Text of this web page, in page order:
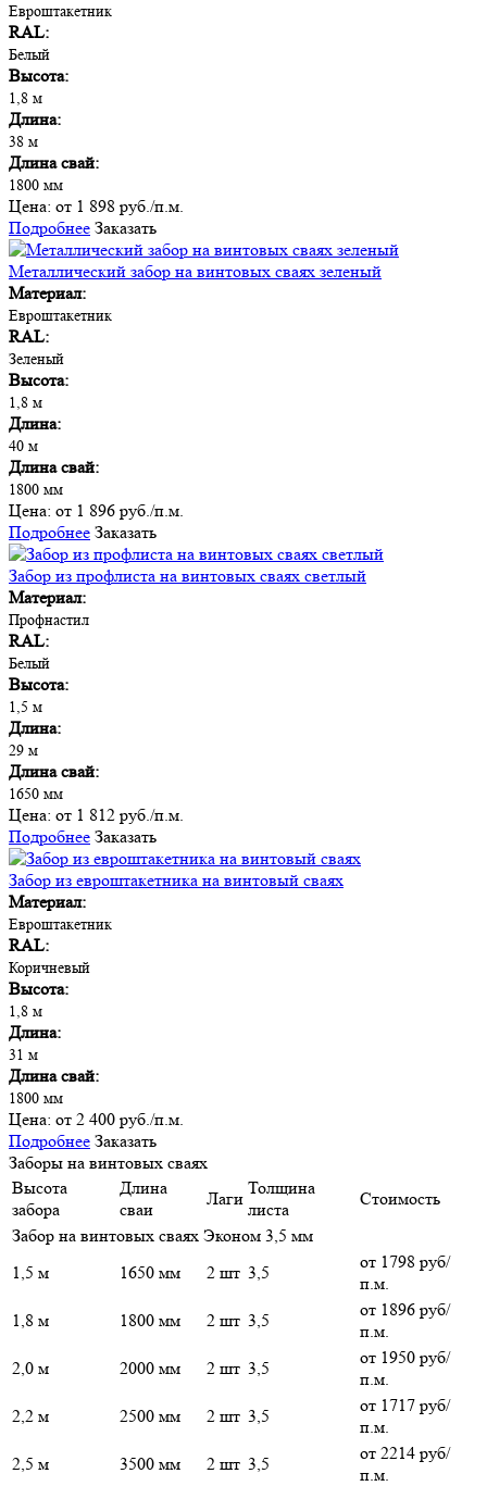
Евроштакетник
RAL:
Белый
Высота:
1,8 м
Длина:
38 м
Длина свай:
1800 мм
Цена: от 1 898 руб./п.м.
Подробнее Заказать
Металлический забор на винтовых сваях зеленый
Материал:
Евроштакетник
RAL:
Зеленый
Высота:
1,8 м
Длина:
40 м
Длина свай:
1800 мм
Цена: от 1 896 руб./п.м.
Подробнее Заказать
Забор из профлиста на винтовых сваях светлый
Материал:
Профнастил
RAL:
Белый
Высота:
1,5 м
Длина:
29 м
Длина свай:
1650 мм
Цена: от 1 812 руб./п.м.
Подробнее Заказать
Забор из евроштакетника на винтовый сваях
Материал:
Евроштакетник
RAL:
Коричневый
Высота:
1,8 м
Длина:
31 м
Длина свай:
1800 мм
Цена: от 2 400 руб./п.м.
Подробнее Заказать
Заборы на винтовых сваях
Высота
забора
Длина
сваи
Лаги
Толщина
листа
Стоимость
Забор на винтовых сваях Эконом 3,5 мм
1,5 м
1650 мм 2 шт 3,5
от 1798 руб/
п.м.
1,8 м
1800 мм 2 шт 3,5
от 1896 руб/
п.м.
2,0 м
2000 мм 2 шт 3,5
от 1950 руб/
п.м.
2,2 м
2500 мм 2 шт 3,5
от 1717 руб/
п.м.
2,5 м
3500 мм 2 шт 3,5
от 2214 руб/
п.м.